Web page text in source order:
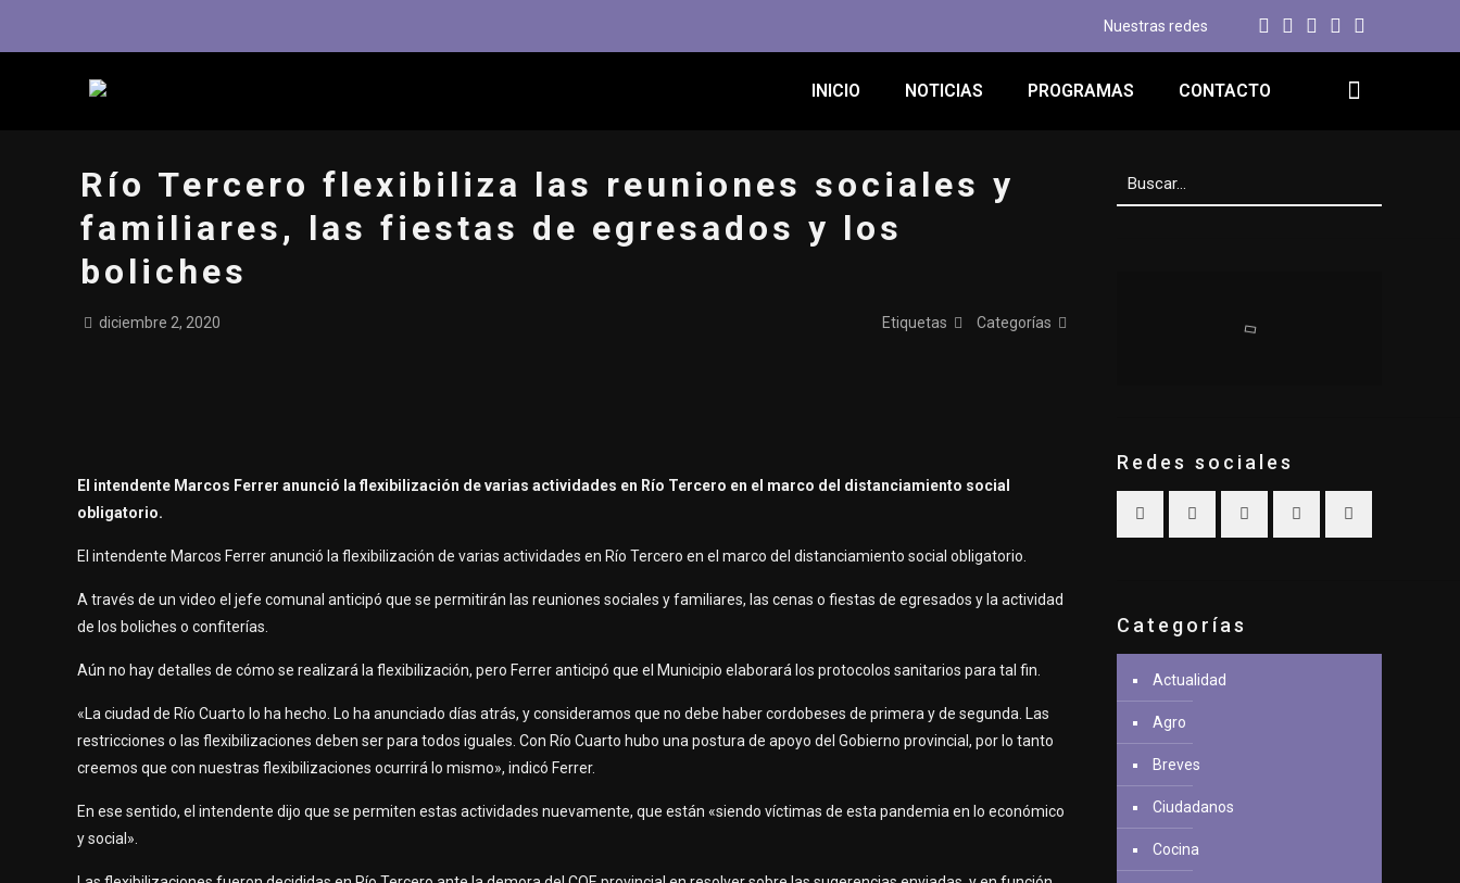
Nuestras redes
INICIO NOTICIAS PROGRAMAS CONTACTO
Río Tercero flexibiliza las reuniones sociales y
familiares, las fiestas de egresados y los
boliches
diciembre 2, 2020 Categorías
Etiquetas
El intendente Marcos Ferrer anunció la flexibilización de varias actividades en Río Tercero en el marco del distanciamiento social
obligatorio.
El intendente Marcos Ferrer anunció la flexibilización de varias actividades en Río Tercero en el marco del distanciamiento social obligatorio.
A través de un video el jefe comunal anticipó que se permitirán las reuniones sociales y familiares, las cenas o fiestas de egresados y la actividad
de los boliches o confiterías.
Aún no hay detalles de cómo se realizará la flexibilización, pero Ferrer anticipó que el Municipio elaborará los protocolos sanitarios para tal fin.
«La ciudad de Río Cuarto lo ha hecho. Lo ha anunciado días atrás, y consideramos que no debe haber cordobeses de primera y de segunda. Las
restricciones o las flexibilizaciones deben ser para todos iguales. Con Río Cuarto hubo una postura de apoyo del Gobierno provincial, por lo tanto
creemos que con nuestras flexibilizaciones ocurrirá lo mismo», indicó Ferrer.
En ese sentido, el intendente dijo que se permiten estas actividades nuevamente, que están «siendo víctimas de esta pandemia en lo económico
y social».
Redes sociales
Categorías
Actualidad
Agro
Breves
Ciudadanos
Cocina